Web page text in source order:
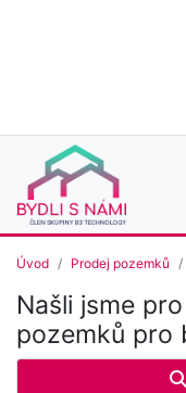
Úvod Prodej pozemků
Našli jsme
pozemků pro